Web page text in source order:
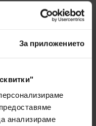
За приложението
анализираме